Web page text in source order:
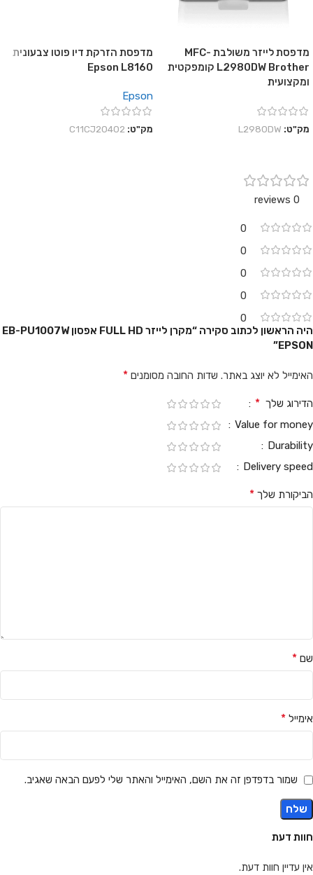
מדפסת לייזר משולבת MFC-
L2980DW Brother קומפקטית
ומקצועית
מק"ט: L2980DW
מדפסת הזרקת דיו פוטו צבעונית
Epson L8160
Epson
מק"ט: C11CJ20402
0 reviews
0
0
0
0
0
חוות דעת
אין עדיין חוות דעת.
היה הראשון לכתוב סקירה “מקרן לייזר FULL HD אפסון EB-PU1007W
EPSON”
האימייל לא יוצג באתר. שדות החובה מסומנים *
הדירוג שלך *
Value for money
Durability
Delivery speed
הביקורת שלך *
שם *
אימייל *
שמור בדפדפן זה את השם, האימייל והאתר שלי לפעם הבאה שאגיב.